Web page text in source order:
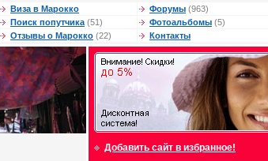
Виза в Марокко Форумы (963)
Поиск попутчика (51) Фотоальбомы (5)
Отзывы о Марокко (22) Контакты
Добавить сайт в избранное!